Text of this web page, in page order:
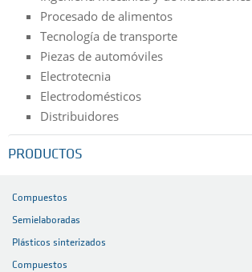
Procesado de alimentos
Tecnología de transporte
Piezas de automóviles
Electrotecnia
Electrodomésticos
Distribuidores
PRODUCTOS
Compuestos
Semielaboradas
Plásticos sinterizados
Compuestos